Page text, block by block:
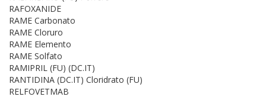
RAFOXANIDE
RAME Carbonato
RAME Cloruro
RAME Elemento
RAME Solfato
RAMIPRIL (FU) (DC.IT)
RANTIDINA (DC.IT) Cloridrato (FU)
RELFOVETMAB